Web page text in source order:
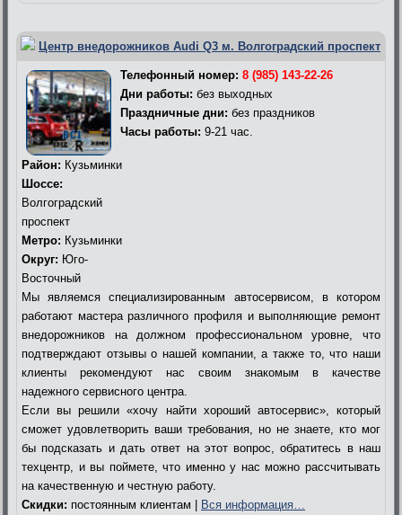
Центр внедорожников Audi Q3 м. Волгоградский проспект
Телефонный номер: 8 (985) 143-22-26
Дни работы: без выходных
Праздничные дни: без праздников
Часы работы: 9-21 час.
Район: Кузьминки
Шоссе:
Волгоградский
проспект
Метро: Кузьминки
Округ: Юго-
Восточный
Мы являемся специализированным автосервисом, в котором
работают мастера различного профиля и выполняющие ремонт
внедорожников на должном профессиональном уровне, что
подтверждают отзывы о нашей компании, а также то, что наши
клиенты рекомендуют нас своим знакомым в качестве
надежного сервисного центра.
Если вы решили «хочу найти хороший автосервис», который
сможет удовлетворить ваши требования, но не знаете, кто мог
бы подсказать и дать ответ на этот вопрос, обратитесь в наш
техцентр, и вы поймете, что именно у нас можно рассчитывать
на качественную и честную работу.
Скидки: постоянным клиентам | Вся информация…